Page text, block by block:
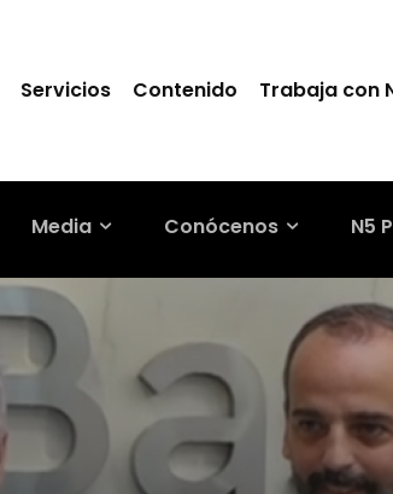
Servicios Contenido Trabaja con
Media Conócenos N5